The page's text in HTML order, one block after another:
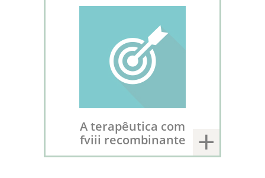
A terapêutica com
fviii recombinante